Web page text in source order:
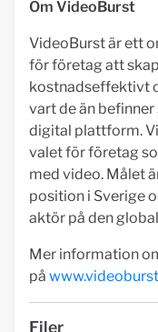
Om VideoBurst
VideoBurst är ett
för företag att
kostnadseffektivt
vart de än
digital plattform.
valet för företag
med video. Målet
position i Sverige
aktör på den
Mer information
på
Filer